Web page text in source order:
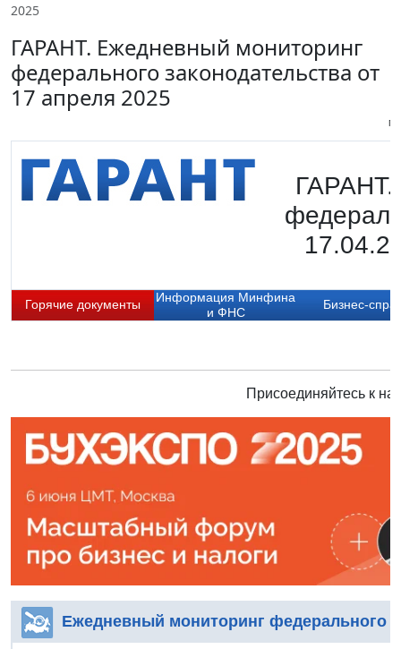
2025
ГАРАНТ. Ежедневный мониторинг
федерального законодательства от
17 апреля 2025
ГАРАНТ.
Горячие документы
Информация Минфина
и ФНС
Бизнес-
Присоединяйтесь к
Ежедневный мониторинг федерального